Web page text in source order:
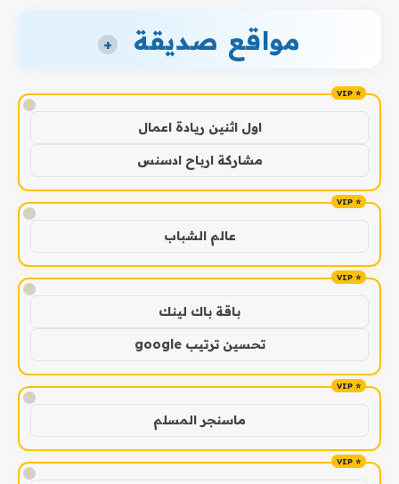
مواقع صديقة +
!
اول اثنين ريادة اعمال
مشاركة ارباح ادسنس
!
عالم الشباب
!
باقة باك لينك
تحسين ترتيب google
!
ماسنجر المسلم
!